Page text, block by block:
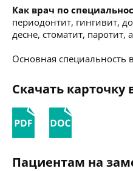
Как врач по
периодонтит, гингивит,
десне, стоматит, паротит,
Основная специальность
Скачать карточку
Пациентам на